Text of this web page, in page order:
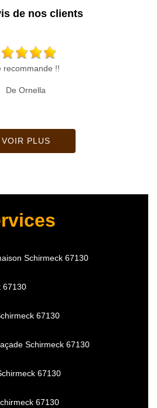
de nos clients
recommande !!
De Ornella
VOIR PLUS
Schirmeck 67130
67130
67130
Schirmeck 67130
67130
67130